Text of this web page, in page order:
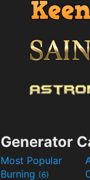
Generator
Most Popular
Burning (6)